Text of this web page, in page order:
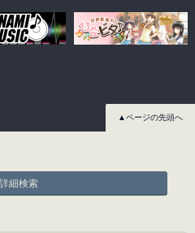
▲ページの先頭へ
詳細検索